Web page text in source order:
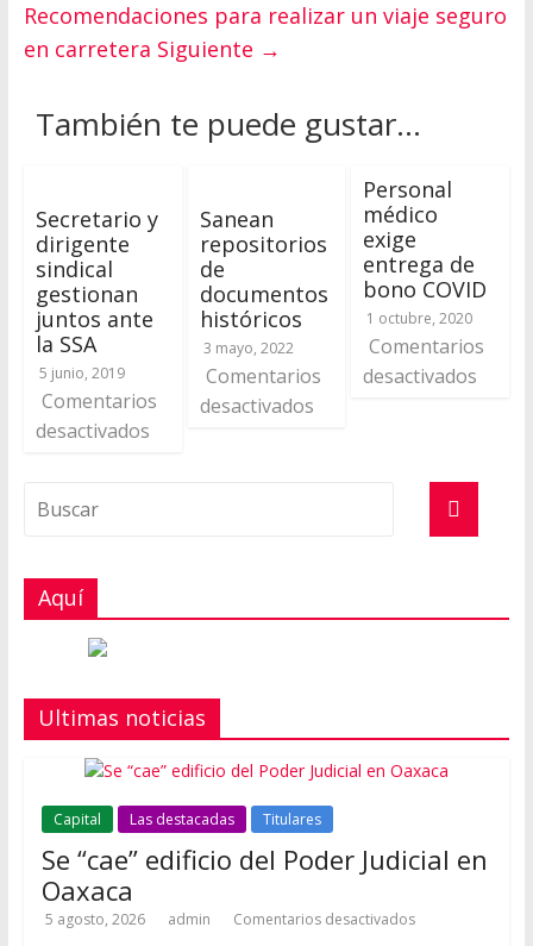
Recomendaciones para realizar un viaje seguro
en carretera Siguiente →
También te puede gustar...
Secretario y
dirigente
sindical
gestionan
juntos ante
la SSA
5 junio, 2019
Comentarios
desactivados
Sanean
repositorios
de
documentos
históricos
3 mayo, 2022
Comentarios
desactivados
Personal
médico
exige
entrega de
bono COVID
1 octubre, 2020
Comentarios
desactivados
Aquí
Ultimas noticias
Capital Las destacadas Titulares
Se “cae” edificio del Poder Judicial en
Oaxaca
5 agosto, 2026 admin Comentarios desactivados